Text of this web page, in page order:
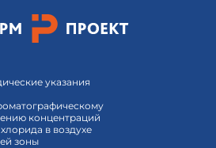
указания
концентраций
в воздухе
зоны